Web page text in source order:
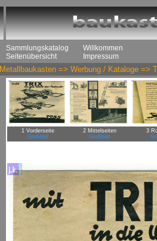
Sammlungskatalog
Seitenübersicht
Willkommen
Impressum
Metallbaukasten => Werbung / Kataloge =>
1 Vorderseite
Großbild
2 Mittelseiten
Großbild
3